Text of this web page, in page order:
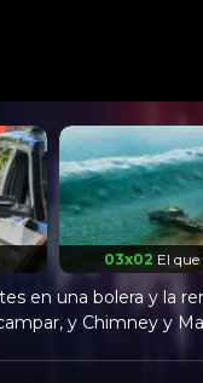
03x02 El
en una bolera y la
y Chimney y